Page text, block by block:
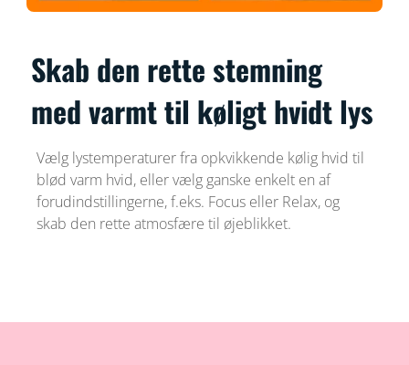
Skab den rette stemning
med varmt til køligt hvidt lys
Vælg lystemperaturer fra opkvikkende kølig hvid til
blød varm hvid, eller vælg ganske enkelt en af
forudindstillingerne, f.eks. Focus eller Relax, og
skab den rette atmosfære til øjeblikket.